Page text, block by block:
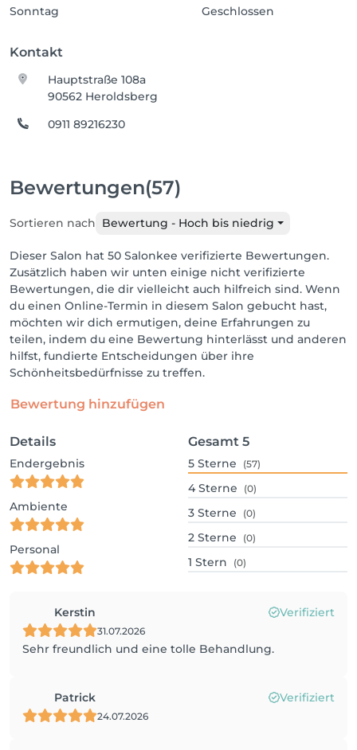
Sonntag
Geschlossen
Kontakt
Hauptstraße 108a
90562 Heroldsberg
0911 89216230
Bewertungen(57)
Sortieren nach Bewertung - Hoch bis niedrig
Dieser Salon hat 50 Salonkee verifizierte Bewertungen.
Zusätzlich haben wir unten einige nicht verifizierte
Bewertungen, die dir vielleicht auch hilfreich sind. Wenn
du einen Online-Termin in diesem Salon gebucht hast,
möchten wir dich ermutigen, deine Erfahrungen zu
teilen, indem du eine Bewertung hinterlässt und anderen
hilfst, fundierte Entscheidungen über ihre
Schönheitsbedürfnisse zu treffen.
Bewertung hinzufügen
Details
Endergebnis
Ambiente
Personal
Gesamt 5
5 Sterne (57)
4 Sterne (0)
3 Sterne (0)
2 Sterne (0)
1 Stern (0)
Kerstin Verifiziert
31.07.2026
Sehr freundlich und eine tolle Behandlung.
Patrick Verifiziert
24.07.2026